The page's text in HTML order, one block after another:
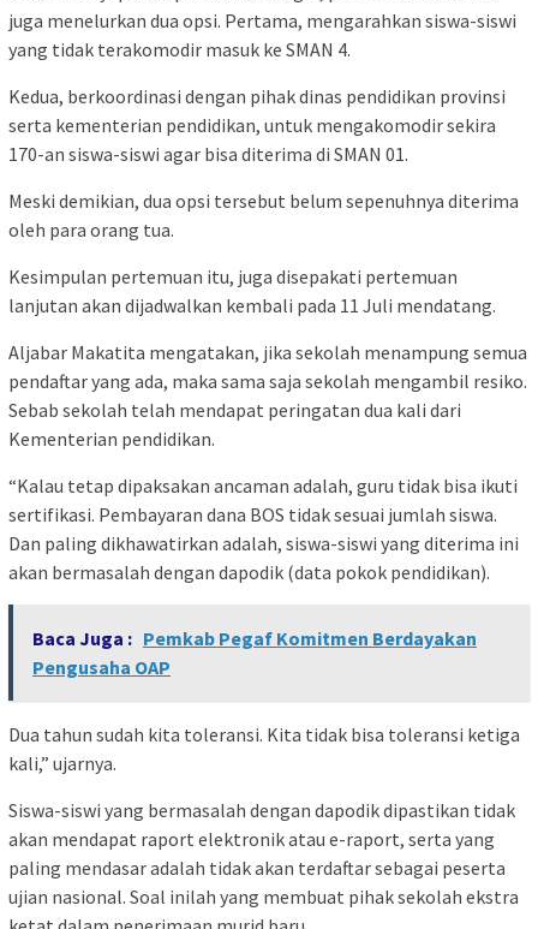
juga menelurkan dua opsi. Pertama, mengarahkan siswa-siswi
yang tidak terakomodir masuk ke SMAN 4.
Kedua, berkoordinasi dengan pihak dinas pendidikan provinsi
serta kementerian pendidikan, untuk mengakomodir sekira
170-an siswa-siswi agar bisa diterima di SMAN 01.
Meski demikian, dua opsi tersebut belum sepenuhnya diterima
oleh para orang tua.
Kesimpulan pertemuan itu, juga disepakati pertemuan
lanjutan akan dijadwalkan kembali pada 11 Juli mendatang.
Aljabar Makatita mengatakan, jika sekolah menampung semua
pendaftar yang ada, maka sama saja sekolah mengambil resiko.
Sebab sekolah telah mendapat peringatan dua kali dari
Kementerian pendidikan.
“Kalau tetap dipaksakan ancaman adalah, guru tidak bisa ikuti
sertifikasi. Pembayaran dana BOS tidak sesuai jumlah siswa.
Dan paling dikhawatirkan adalah, siswa-siswi yang diterima ini
akan bermasalah dengan dapodik (data pokok pendidikan).
Baca Juga : Pemkab Pegaf Komitmen Berdayakan
Pengusaha OAP
Dua tahun sudah kita toleransi. Kita tidak bisa toleransi ketiga
kali,” ujarnya.
Siswa-siswi yang bermasalah dengan dapodik dipastikan tidak
akan mendapat raport elektronik atau e-raport, serta yang
paling mendasar adalah tidak akan terdaftar sebagai peserta
ujian nasional. Soal inilah yang membuat pihak sekolah ekstra